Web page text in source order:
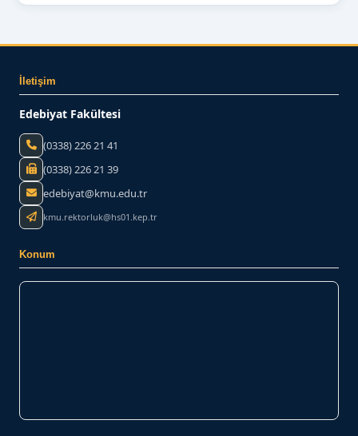
İletişim
Edebiyat Fakültesi
(0338) 226 21 41
(0338) 226 21 39
edebiyat@kmu.edu.tr
kmu.rektorluk@hs01.kep.tr
Konum